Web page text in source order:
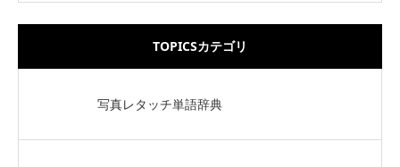
TOPICSカテゴリ
写真レタッチ単語辞典